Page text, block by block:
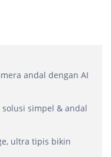
andal dengan AI
solusi simpel & andal
ultra tipis bikin